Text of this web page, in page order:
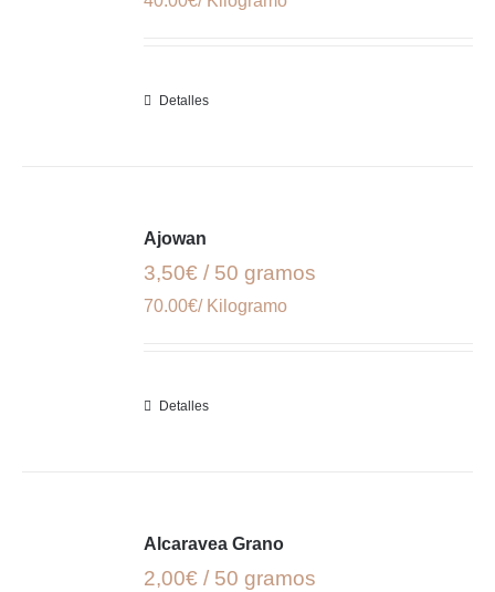
Detalles
Ajowan
3,50€ / 50 gramos
70.00€/ Kilogramo
Detalles
Alcaravea Grano
2,00€ / 50 gramos